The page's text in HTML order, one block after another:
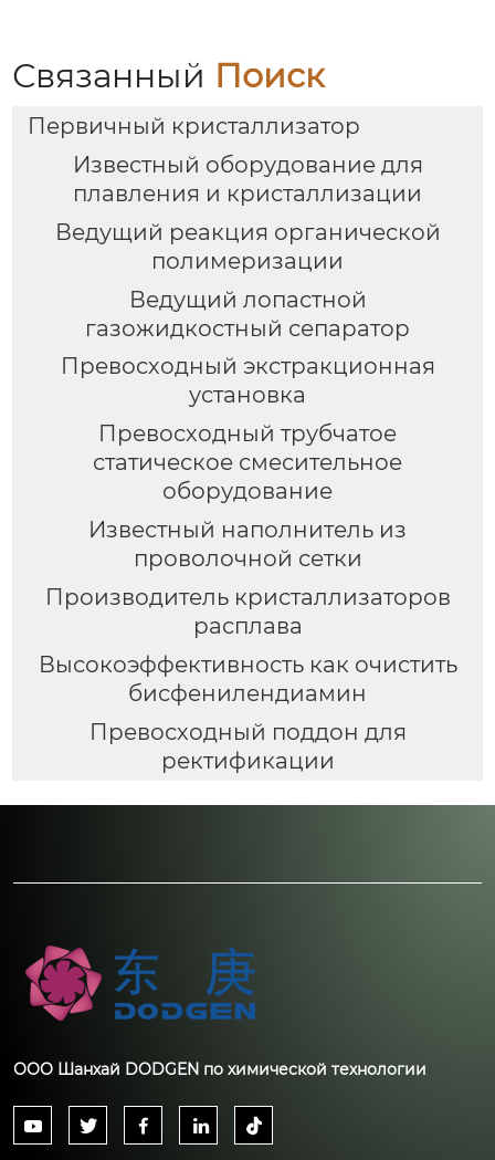
Связанный Поиск
Первичный кристаллизатор
Известный оборудование для
плавления и кристаллизации
Ведущий реакция органической
полимеризации
Ведущий лопастной
газожидкостный сепаратор
Превосходный экстракционная
установка
Превосходный трубчатое
статическое смесительное
оборудование
Известный наполнитель из
проволочной сетки
Производитель кристаллизаторов
расплава
Высокоэффективность как очистить
бисфенилендиамин
Превосходный поддон для
ректификации
ООО Шанхай DODGEN по химической технологии
    